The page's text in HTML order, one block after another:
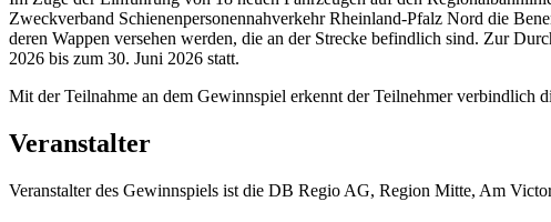
Zweckverband Schienenpersonennahverkehr Rheinland-Pfalz Nord die
deren Wappen versehen werden, die an der Strecke befindlich sind. Zur
2026 bis zum 30. Juni 2026 statt.
Mit der Teilnahme an dem Gewinnspiel erkennt der Teilnehmer verbindlich
Veranstalter
Veranstalter des Gewinnspiels ist die DB Regio AG, Region Mitte, Am